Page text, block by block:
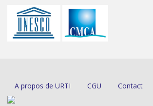
A propos de URTI CGU Contact